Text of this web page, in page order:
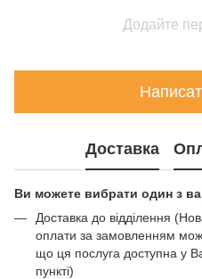
Додайте
Доставка
Ви можете вибрати один з
Доставка до відділення
оплати за замовленням
що ця послуга доступна у
пункті)